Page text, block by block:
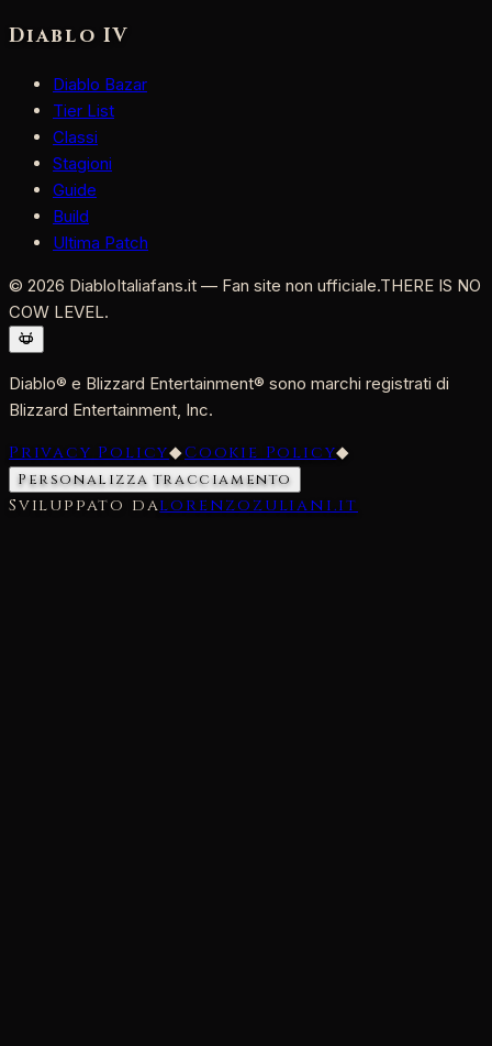
Diablo IV
Diablo Bazar
Tier List
Classi
Stagioni
Guide
Build
Ultima Patch
© 2026 DiabloItaliafans.it — Fan site non ufficiale.THERE IS NO
COW LEVEL.
Diablo® e Blizzard Entertainment® sono marchi registrati di
Blizzard Entertainment, Inc.
Privacy Policy◆Cookie Policy◆
Personalizza tracciamento
Sviluppato dalorenzozuliani.it